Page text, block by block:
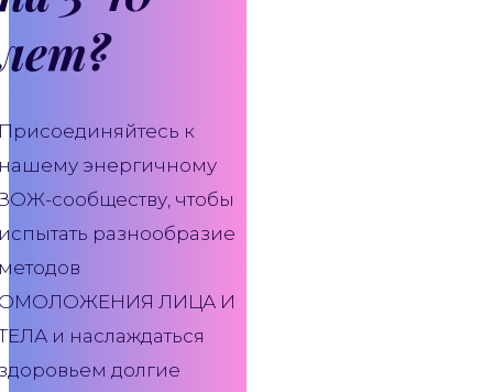
к
энергичному
сообществу, чтобы
разнообразие
ЛИЦА И
и наслаждаться
долгие